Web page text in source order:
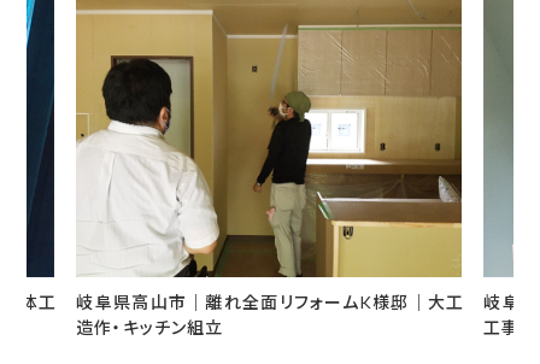
大工
岐阜県飛騨市｜店舗リフォームS様邸｜内部造作
工事⑤
岐阜
邸｜